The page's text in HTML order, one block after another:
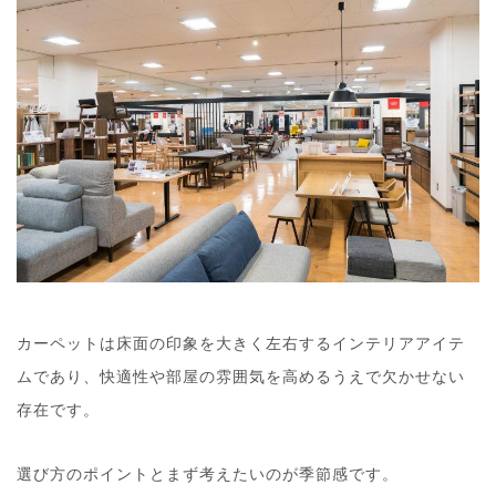
カーペットは床面の印象を大きく左右するインテリアアイテ
ムであり、快適性や部屋の雰囲気を高めるうえで欠かせない
存在です。
選び方のポイントとまず考えたいのが季節感です。